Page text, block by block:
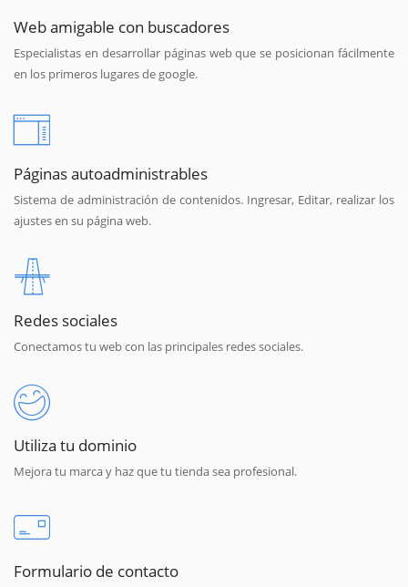
Web amigable con buscadores
Especialistas en desarrollar páginas web que se posicionan fácilmente
en los primeros lugares de google.
Páginas autoadministrables
Sistema de administración de contenidos. Ingresar, Editar, realizar los
ajustes en su página web.
Redes sociales
Conectamos tu web con las principales redes sociales.
Utiliza tu dominio
Mejora tu marca y haz que tu tienda sea profesional.
Formulario de contacto